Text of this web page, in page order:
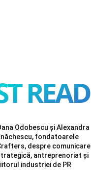
READ
Odobescu și Alexandra
fondatoarele
despre comunicare
antreprenoriat și
industriei de PR